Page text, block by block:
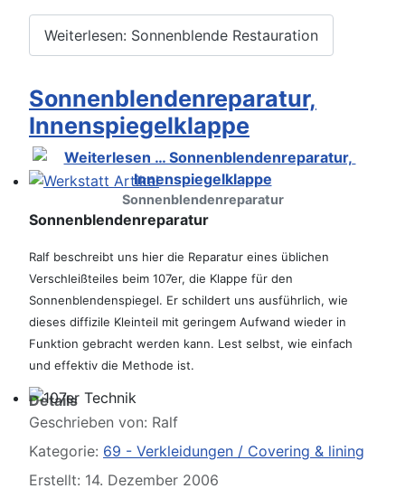
Werkstatt Artikel
107er Technik
Weiterlesen: Sonnenblende Restauration
Sonnenblendenreparatur,
Innenspiegelklappe
Sonnenblendenreparatur
Sonnenblendenreparatur
Ralf beschreibt uns hier die Reparatur eines üblichen
Verschleißteiles beim 107er, die Klappe für den
Sonnenblendenspiegel. Er schildert uns ausführlich, wie
dieses diffizile Kleinteil mit geringem Aufwand wieder in
Funktion gebracht werden kann. Lest selbst, wie einfach
und effektiv die Methode ist.
Details
Geschrieben von: Ralf
Kategorie: 69 - Verkleidungen / Covering & lining
Erstellt: 14. Dezember 2006